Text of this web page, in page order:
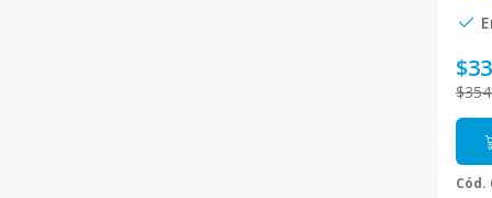
Cód.